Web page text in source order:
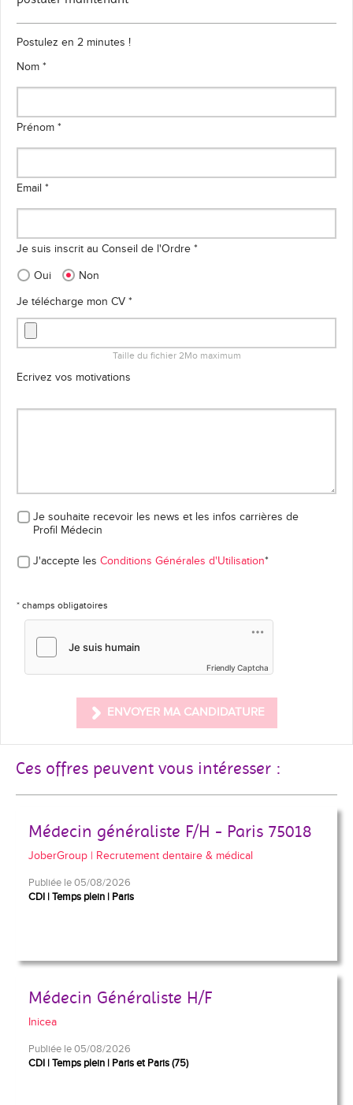
Postulez en 2 minutes !
Nom *
Prénom *
Email *
Je suis inscrit au Conseil de l'Ordre *
Oui
Non
Je télécharge mon CV *
Taille du fichier 2Mo maximum
Ecrivez vos motivations
Je souhaite recevoir les news et les infos carrières de
Profil Médecin
J'accepte les Conditions Générales d'Utilisation*
* champs obligatoires
Friendly Captcha
ENVOYER MA CANDIDATURE
Ces offres peuvent vous intéresser :
Médecin généraliste F/H - Paris 75018
JoberGroup | Recrutement dentaire & médical
Publiée le 05/08/2026
CDI Temps plein Paris
Médecin Généraliste H/F
Inicea
Publiée le 05/08/2026
CDI Temps plein Paris et Paris (75)